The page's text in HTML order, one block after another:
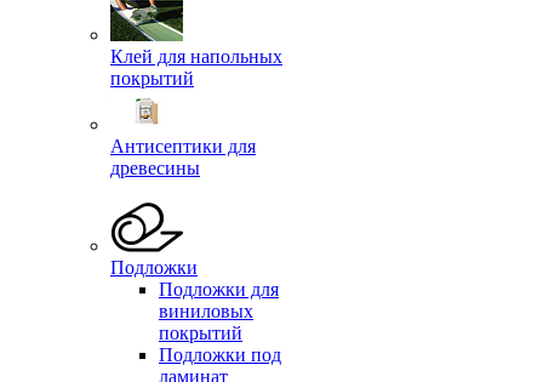
Клей для напольных
покрытий
Антисептики для
древесины
Подложки
Подложки для
виниловых
покрытий
Подложки под
ламинат